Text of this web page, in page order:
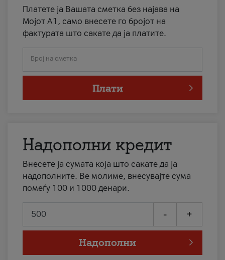
Платете ја Вашата сметка без најава на
Мојот А1, само внесете го бројот на
фактурата што сакате да ја платите.
Број на сметка
Плати
Надополни кредит
Внесете ја сумата која што сакате да ја
надополните. Ве молиме, внесувајте сума
помеѓу 100 и 1000 денари.
- +
Надополни